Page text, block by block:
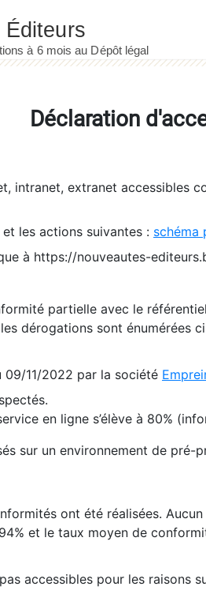
Déclaration
intranet, extranet accessibles
les actions suivantes : schéma
à https://nouveautes-
partielle avec le
dérogations sont énumérées
09/11/2022 par la société
en ligne s’élève à 80%
sur un environnement de
ont été réalisées.
et le taux moyen de
accessibles pour les raisons